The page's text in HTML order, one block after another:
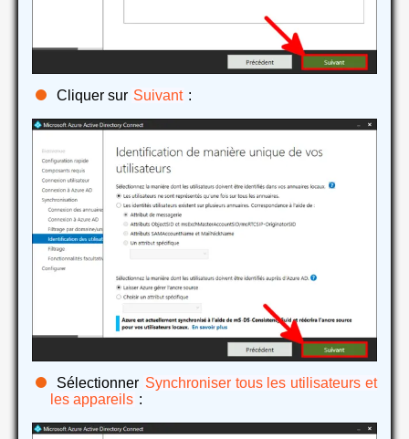
Cliquer sur Suivant :
Sélectionner Synchroniser tous les utilisateurs et
les appareils :